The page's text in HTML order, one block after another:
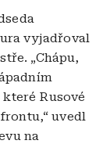
vyjadřoval
„Chápu,
Rusové
uvedl
na